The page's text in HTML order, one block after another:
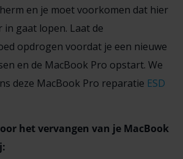
en je moet voorkomen dat hier
in gaat lopen. Laat de
opdrogen voordat je een nieuwe
en de MacBook Pro opstart. We
deze MacBook Pro reparatie ESD
het vervangen van je MacBook